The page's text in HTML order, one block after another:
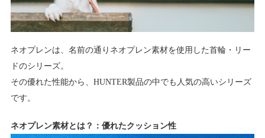
ネオプレンは、名前の通りネオプレン素材を使用した首輪・リー
ドのシリーズ。
その優れた性能から、HUNTER製品の中でも人気の高いシリーズ
です。
ネオプレン素材とは？：優れたクッション性